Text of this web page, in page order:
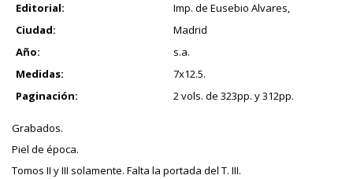
Editorial:
Imp. de Eusebio Alvares,
Ciudad:
Madrid
Año:
s.a.
Medidas:
7x12.5.
Paginación:
2 vols. de 323pp. y 312pp.
Grabados.
Piel de época.
Tomos II y III solamente. Falta la portada del T. III.